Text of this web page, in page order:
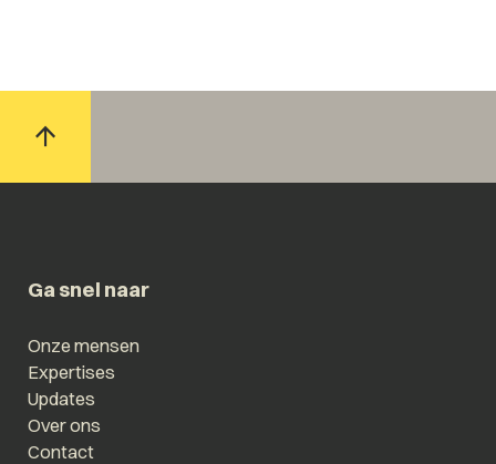
Ga snel naar
Onze mensen
Expertises
Updates
Over ons
Contact